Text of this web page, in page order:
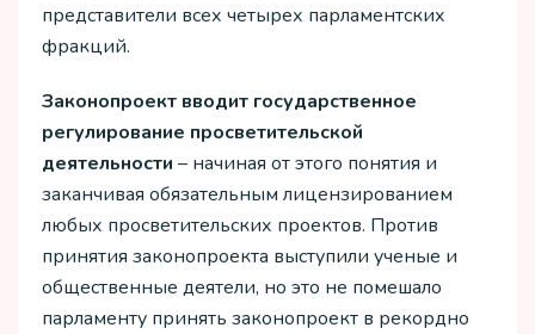
представители всех четырех парламентских
фракций.
Законопроект вводит государственное
регулирование просветительской
деятельности – начиная от этого понятия и
заканчивая обязательным лицензированием
любых просветительских проектов. Против
принятия законопроекта выступили ученые и
общественные деятели, но это не помешало
парламенту принять законопроект в рекордно